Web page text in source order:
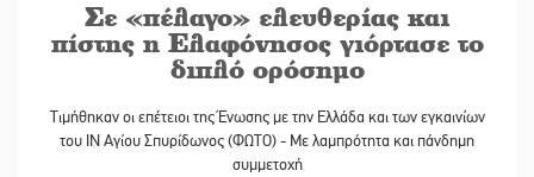
Σε «πέλαγο» ελευθερίας και
πίστης η Ελαφόνησος γιόρτασε το
διπλό ορόσημο
Τιμήθηκαν οι επέτειοι της Ένωσης με την Ελλάδα και των εγκαινίων
του ΙΝ Αγίου Σπυρίδωνος (ΦΩΤΟ) - Με λαμπρότητα και πάνδημη
συμμετοχή